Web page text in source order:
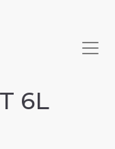
6L